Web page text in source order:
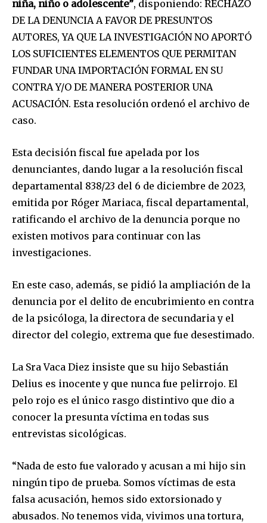
niña, niño o adolescente”, disponiendo: RECHAZO
DE LA DENUNCIA A FAVOR DE PRESUNTOS
AUTORES, YA QUE LA INVESTIGACIÓN NO APORTÓ
LOS SUFICIENTES ELEMENTOS QUE PERMITAN
FUNDAR UNA IMPORTACIÓN FORMAL EN SU
CONTRA Y/O DE MANERA POSTERIOR UNA
ACUSACIÓN. Esta resolución ordenó el archivo de
caso.
Esta decisión fiscal fue apelada por los
denunciantes, dando lugar a la resolución fiscal
departamental 838/23 del 6 de diciembre de 2023,
emitida por Róger Mariaca, fiscal departamental,
ratificando el archivo de la denuncia porque no
existen motivos para continuar con las
investigaciones.
En este caso, además, se pidió la ampliación de la
denuncia por el delito de encubrimiento en contra
de la psicóloga, la directora de secundaria y el
director del colegio, extrema que fue desestimado.
La Sra Vaca Diez insiste que su hijo Sebastián
Delius es inocente y que nunca fue pelirrojo. El
pelo rojo es el único rasgo distintivo que dio a
conocer la presunta víctima en todas sus
entrevistas sicológicas.
“Nada de esto fue valorado y acusan a mi hijo sin
ningún tipo de prueba. Somos víctimas de esta
falsa acusación, hemos sido extorsionado y
abusados. No tenemos vida, vivimos una tortura,